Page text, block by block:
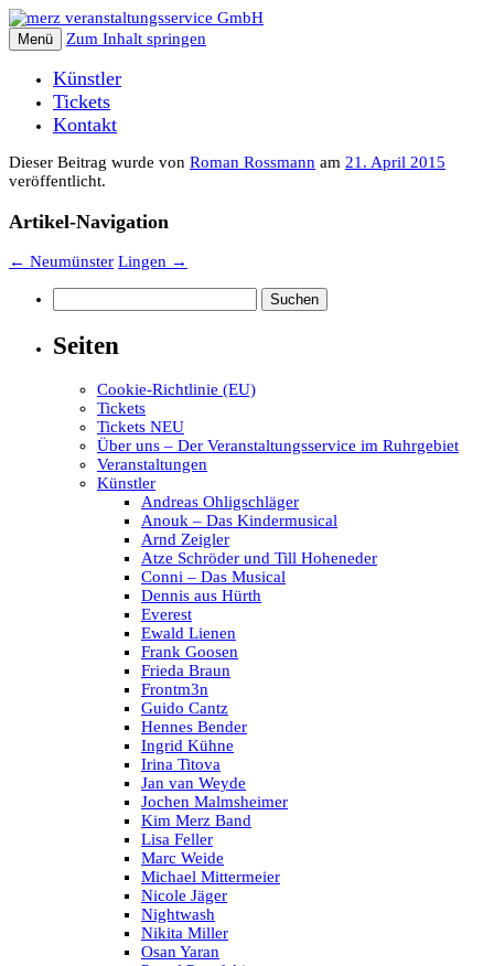
Menü Zum Inhalt springen
Künstler
Tickets
Kontakt
Dieser Beitrag wurde von Roman Rossmann am 21. April 2015
veröffentlicht.
Artikel-Navigation
← Neumünster Lingen →
nach:
Seiten
Cookie-Richtlinie (EU)
Tickets
Tickets NEU
Über uns – Der Veranstaltungsservice im Ruhrgebiet
Veranstaltungen
Künstler
Andreas Ohligschläger
Anouk – Das Kindermusical
Arnd Zeigler
Atze Schröder und Till Hoheneder
Conni – Das Musical
Dennis aus Hürth
Everest
Ewald Lienen
Frank Goosen
Frieda Braun
Frontm3n
Guido Cantz
Hennes Bender
Ingrid Kühne
Irina Titova
Jan van Weyde
Jochen Malmsheimer
Kim Merz Band
Lisa Feller
Marc Weide
Michael Mittermeier
Nicole Jäger
Nightwash
Nikita Miller
Osan Yaran